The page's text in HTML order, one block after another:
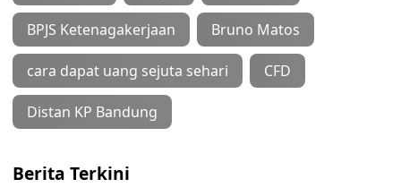
BPJS Ketenagakerjaan Bruno Matos
cara dapat uang sejuta sehari CFD
Distan KP Bandung
Berita Terkini